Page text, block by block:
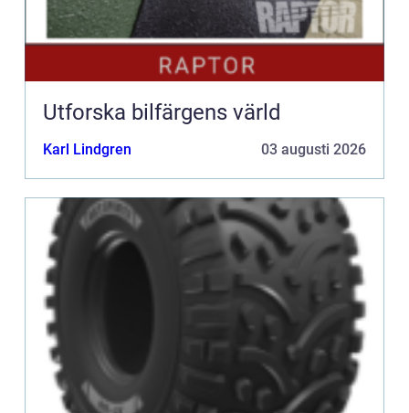
Utforska bilfärgens värld
Karl Lindgren 03 augusti 2026